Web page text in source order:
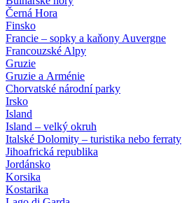
Černá Hora
Finsko
Francie – sopky a kaňony Auvergne
Francouzské Alpy
Gruzie
Gruzie a Arménie
Chorvatské národní parky
Irsko
Island
Island – velký okruh
Italské Dolomity – turistika nebo ferraty
Jihoafrická republika
Jordánsko
Korsika
Kostarika